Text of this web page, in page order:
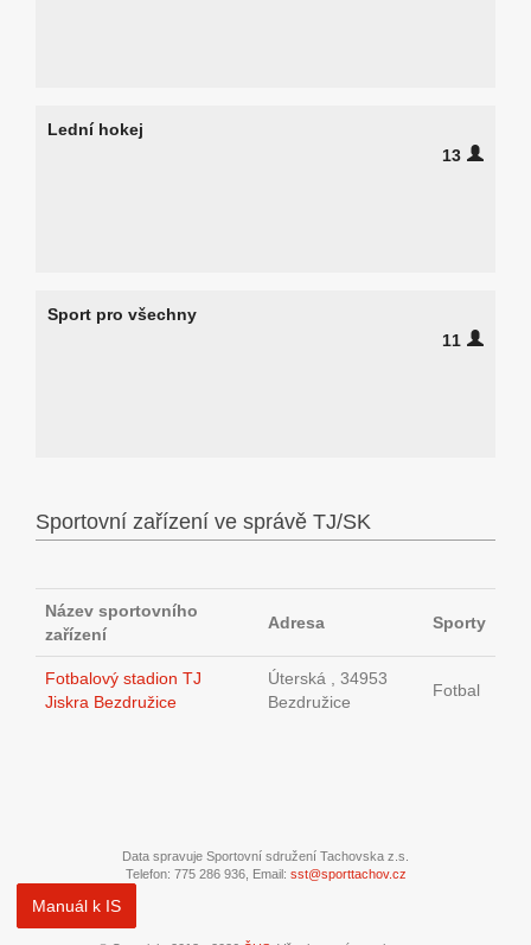
Lední hokej
13
Sport pro všechny
11
Sportovní zařízení ve správě TJ/SK
Název sportovního
zařízení
Adresa Sporty
Fotbalový stadion TJ
Jiskra Bezdružice
Úterská , 34953
Bezdružice
Fotbal
Data spravuje Sportovní sdružení Tachovska z.s.
Telefon: 775 286 936, Email: sst@sporttachov.cz
Manuál k IS